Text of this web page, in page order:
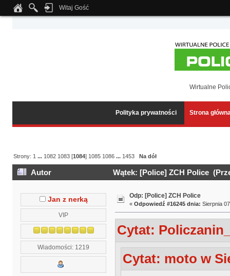
Notice: Undefined index: tapatalk_body_hook in
Witaj Gość
Wirtualne
Polityka prywatności Strona
Strony: 1 ... 1082 1083 [1084] 1085 1086 ... 1453 Na dół
Autor Wątek: [Police] ZCH Police
Jan z nerką
VIP
Wiadomości: 1219
Odp: [Police] ZCH Police
« Odpowiedź #16245 dnia: Sierpnia
Cytat:
Cytat: moto w